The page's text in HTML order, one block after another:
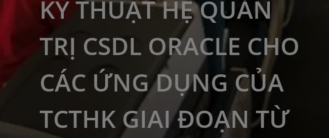
KỸ THUẬT HỆ QUẢN
TRỊ CSDL ORACLE CHO
CÁC ỨNG DỤNG CỦA
TCTHK GIAI ĐOẠN TỪ